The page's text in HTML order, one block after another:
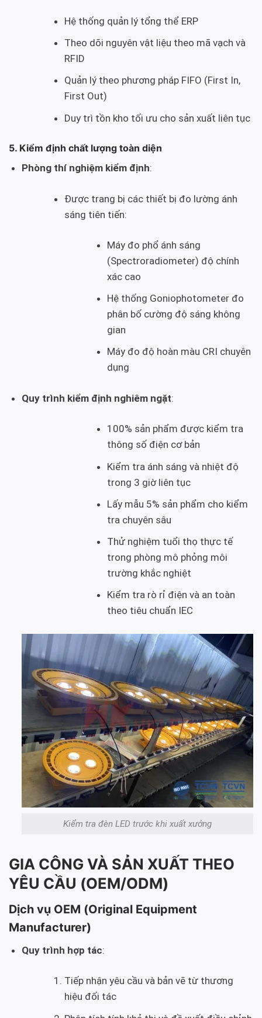
Hệ thống quản lý tổng thể ERP
Theo dõi nguyên vật liệu theo mã vạch và
RFID
Quản lý theo phương pháp FIFO (First In,
First Out)
Duy trì tồn kho tối ưu cho sản xuất liên tục
5. Kiểm định chất lượng toàn diện
Phòng thí nghiệm kiểm định:
Được trang bị các thiết bị đo lường ánh
sáng tiên tiến:
Máy đo phổ ánh sáng
(Spectroradiometer) độ chính
xác cao
Hệ thống Goniophotometer đo
phân bố cường độ sáng không
gian
Máy đo độ hoàn màu CRI chuyên
dụng
Quy trình kiểm định nghiêm ngặt:
100% sản phẩm được kiểm tra
thông số điện cơ bản
Kiểm tra ánh sáng và nhiệt độ
trong 3 giờ liên tục
Lấy mẫu 5% sản phẩm cho kiểm
tra chuyên sâu
Thử nghiệm tuổi thọ thực tế
trong phòng mô phỏng môi
trường khắc nghiệt
Kiểm tra rò rỉ điện và an toàn
theo tiêu chuẩn IEC
Kiểm tra đèn LED trước khi xuất xưởng
GIA CÔNG VÀ SẢN XUẤT THEO
YÊU CẦU (OEM/ODM)
Dịch vụ OEM (Original Equipment
Manufacturer)
Quy trình hợp tác:
Tiếp nhận yêu cầu và bản vẽ từ thương
hiệu đối tác